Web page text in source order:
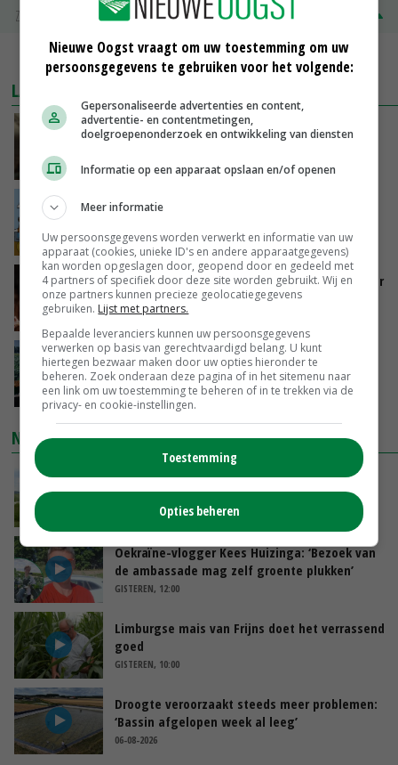
Zuivel NL
€ 345,00
MEER MARKTPRIJZEN
LAATSTE NIEUWS
‘Samenwerking A-ware en Amalthea gaat
zorgen voor meer balans’
VANDAAG, 16:01
Internationale vraag naar geitenzuivel blijft
VANDAAG, 15:33
Vlaamse varkensstapel krimpt, pluimveesector
groeit door schaalvergroting
VANDAAG, 15:20
‘Cijfer jezelf niet weg en doe vooral ook waar
je gelukkig van wordt’
VANDAAG, 13:31
NIEUWSTE VIDEO'S
POAH!: John Deere 7730
VANDAAG, 10:00
Oekraïne-vlogger Kees Huizinga: ‘Bezoek van
de ambassade mag zelf groente plukken’
GISTEREN, 12:00
Limburgse mais van Frijns doet het verrassend
goed
GISTEREN, 10:00
Droogte veroorzaakt steeds meer problemen:
‘Bassin afgelopen week al leeg’
06-08-2026
Nieuwe Oogst vraagt om uw toestemming om uw
persoonsgegevens te gebruiken voor het volgende:
Gepersonaliseerde advertenties en content,
advertentie- en contentmetingen,
doelgroepenonderzoek en ontwikkeling van diensten
Informatie op een apparaat opslaan en/of openen
Meer informatie
Uw persoonsgegevens worden verwerkt en informatie van uw
apparaat (cookies, unieke ID's en andere apparaatgegevens)
kan worden opgeslagen door, geopend door en gedeeld met
4 partners of specifiek door deze site worden gebruikt. Wij en
onze partners kunnen precieze geolocatiegegevens
gebruiken. Lijst met partners.
Bepaalde leveranciers kunnen uw persoonsgegevens
verwerken op basis van gerechtvaardigd belang. U kunt
hiertegen bezwaar maken door uw opties hieronder te
beheren. Zoek onderaan deze pagina of in het sitemenu naar
een link om uw toestemming te beheren of in te trekken via de
privacy- en cookie-instellingen.
Toestemming
Opties beheren